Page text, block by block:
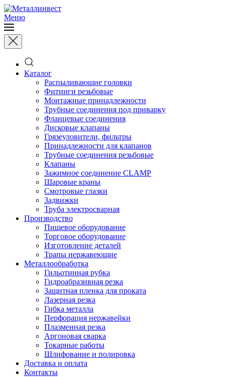
Меню
Каталог
Распыливающие головки
Фитинги резьбовые
Монтажные принадлежности
Трубные соединения под приварку
Фланцевые соединения
Дисковые клапаны
Грязеуловители, фильтры
Принадлежности для клапанов
Трубные соединения резьбовые
Клапаны
Зажимное соединение CLAMP
Шаровые краны
Смотровые глазки
Задвижки
Труба электросварная
Производство
Пищевое оборудование
Торговое оборудование
Изготовление деталей
Трапы нержавеющие
Металлообработка
Гильотинная рубка
Гидроабразивная резка
Защитная пленка для проката
Лазерная резка
Гибка металла
Перфорация нержавейки
Плазменная резка
Аргоновая сварка
Токарные работы
Шлифование и полировка
Доставка и оплата
Контакты